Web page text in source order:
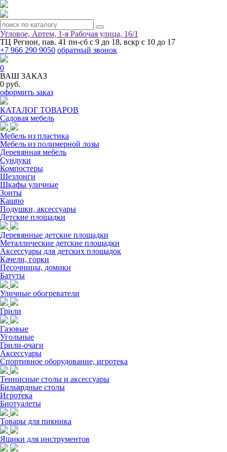
Угловое, Артем, ​1-я Рабочая улица, 16/1
ТЦ Регион, пав. 41 пн-сб с 9 до 18, вскр с 10 до 17
+7 966 290 9050 обратный звонок
0
ВАШ ЗАКАЗ
0 руб.
оформить заказ
КАТАЛОГ ТОВАРОВ
Садовая мебель
Мебель из пластика
Мебель из полимерной лозы
Деревянная мебель
Сундуки
Компостеры
Шезлонги
Шкафы уличные
Зонты
Кашпо
Подушки, аксессуары
Детские площадки
Деревянные детские площадки
Металлические детские площадки
Аксессуары для детских площадок
Качели, горки
Песочницы, домики
Батуты
Уличные обогреватели
Грили
Газовые
Угольные
Грили-очаги
Аксессуары
Спортивное оборудование, игротека
Теннисные столы и аксессуары
Бильярдные столы
Игротека
Биотуалеты
Товары для пикника
Ящики для инструментов